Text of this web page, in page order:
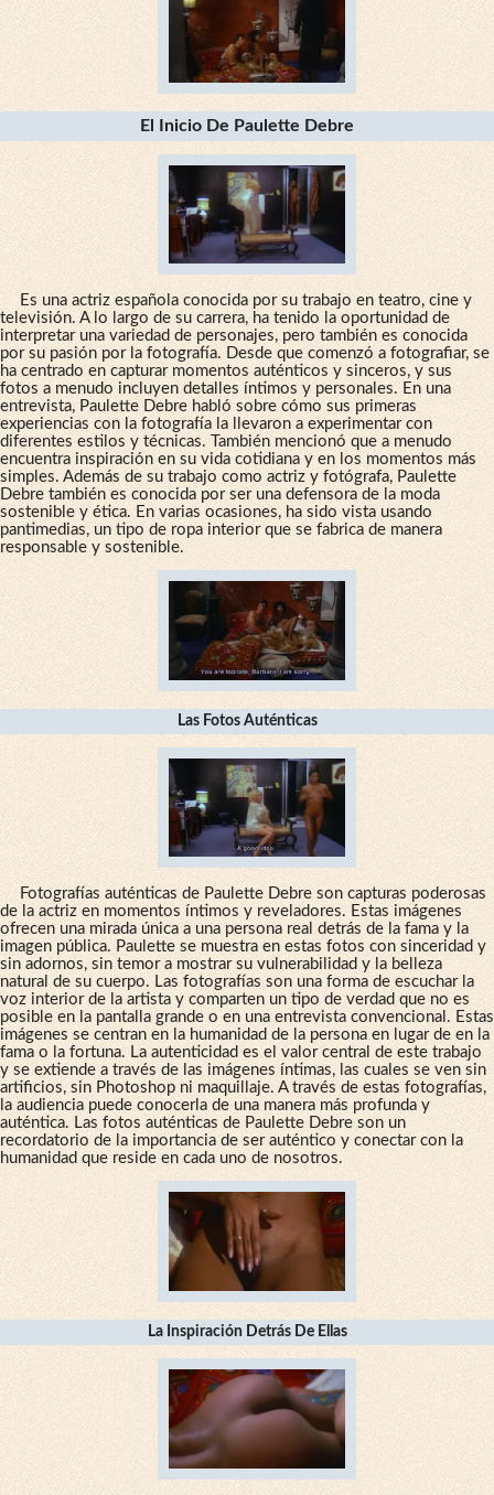
El Inicio De Paulette Debre
Es una actriz española conocida por su trabajo en teatro, cine y
televisión. A lo largo de su carrera, ha tenido la oportunidad de
interpretar una variedad de personajes, pero también es conocida
por su pasión por la fotografía. Desde que comenzó a fotografiar, se
ha centrado en capturar momentos auténticos y sinceros, y sus
fotos a menudo incluyen detalles íntimos y personales. En una
entrevista, Paulette Debre habló sobre cómo sus primeras
experiencias con la fotografía la llevaron a experimentar con
diferentes estilos y técnicas. También mencionó que a menudo
encuentra inspiración en su vida cotidiana y en los momentos más
simples. Además de su trabajo como actriz y fotógrafa, Paulette
Debre también es conocida por ser una defensora de la moda
sostenible y ética. En varias ocasiones, ha sido vista usando
pantimedias, un tipo de ropa interior que se fabrica de manera
responsable y sostenible.
Las Fotos Auténticas
Fotografías auténticas de Paulette Debre son capturas poderosas
de la actriz en momentos íntimos y reveladores. Estas imágenes
ofrecen una mirada única a una persona real detrás de la fama y la
imagen pública. Paulette se muestra en estas fotos con sinceridad y
sin adornos, sin temor a mostrar su vulnerabilidad y la belleza
natural de su cuerpo. Las fotografías son una forma de escuchar la
voz interior de la artista y comparten un tipo de verdad que no es
posible en la pantalla grande o en una entrevista convencional. Estas
imágenes se centran en la humanidad de la persona en lugar de en la
fama o la fortuna. La autenticidad es el valor central de este trabajo
y se extiende a través de las imágenes íntimas, las cuales se ven sin
artificios, sin Photoshop ni maquillaje. A través de estas fotografías,
la audiencia puede conocerla de una manera más profunda y
auténtica. Las fotos auténticas de Paulette Debre son un
recordatorio de la importancia de ser auténtico y conectar con la
humanidad que reside en cada uno de nosotros.
La Inspiración Detrás De Ellas